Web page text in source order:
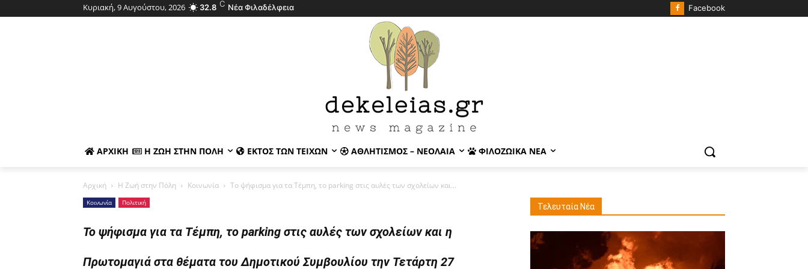
Κυριακή, 9 Αυγούστου, 2026 32.8 C Νέα Φιλαδέλφεια Facebook
ΑΡΧΙΚΉ Η ΖΩΉ ΣΤΗΝ ΠΌΛΗ ΕΚΤΌΣ ΤΩΝ ΤΕΙΧΏΝ ΑΘΛΗΤΙΣΜΌΣ – ΝΕΟΛΑΊΑ ΦΙΛΟΖΩΙΚΆ ΝΈΑ
Αρχική Η Ζωή στην Πόλη Κοινωνία Το ψήφισμα για τα Τέμπη, το parking στις αυλές των σχολείων και...
Κοινωνία Πολιτική
Το ψήφισμα για τα Τέμπη, το parking στις αυλές των σχολείων και η
Πρωτομαγιά στα θέματα του Δημοτικού Συμβουλίου την Τετάρτη 27
Τελευταία Νέα